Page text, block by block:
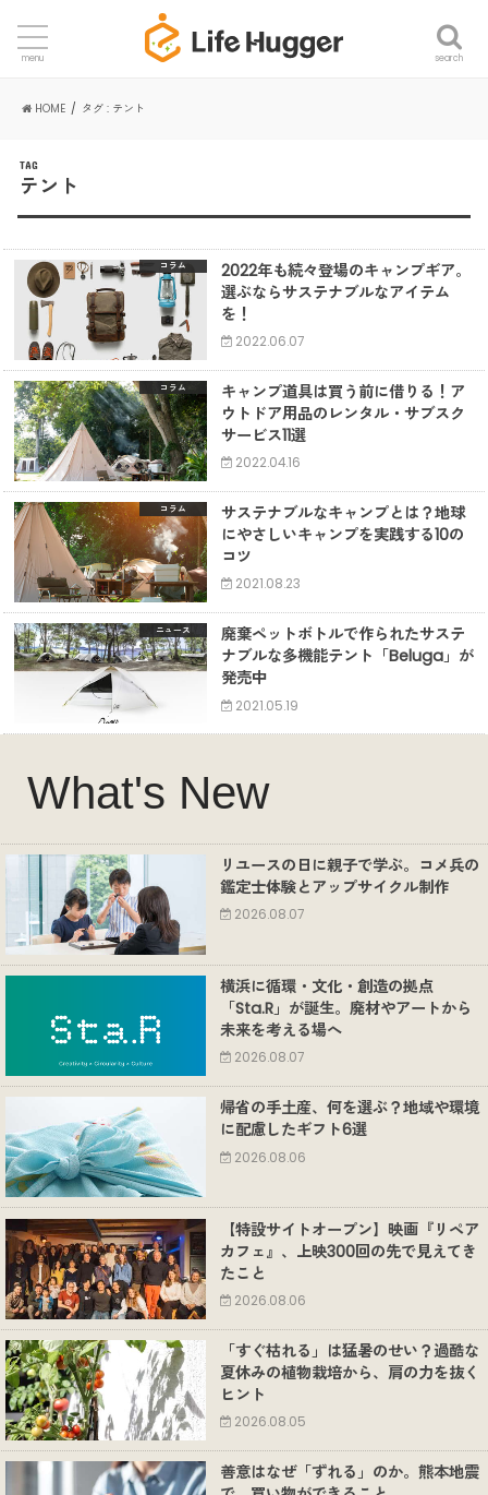
search
menu
HOME タグ : テント
TAG
テント
コラム
2022年も続々登場のキャンプギア。
選ぶならサステナブルなアイテム
を！
2022.06.07
コラム
キャンプ道具は買う前に借りる！ア
ウトドア用品のレンタル・サブスク
サービス11選
2022.04.16
コラム
サステナブルなキャンプとは？地球
にやさしいキャンプを実践する10の
コツ
2021.08.23
ニュース
廃棄ペットボトルで作られたサステ
ナブルな多機能テント「Beluga」が
発売中
2021.05.19
What's New
リユースの日に親子で学ぶ。コメ兵の
鑑定士体験とアップサイクル制作
2026.08.07
横浜に循環・文化・創造の拠点
「Sta.R」が誕生。廃材やアートから
未来を考える場へ
2026.08.07
帰省の手土産、何を選ぶ？地域や環境
に配慮したギフト6選
2026.08.06
【特設サイトオープン】映画『リペア
カフェ』、上映300回の先で見えてき
たこと
2026.08.06
「すぐ枯れる」は猛暑のせい？過酷な
夏休みの植物栽培から、肩の力を抜く
ヒント
2026.08.05
善意はなぜ「ずれる」のか。熊本地震